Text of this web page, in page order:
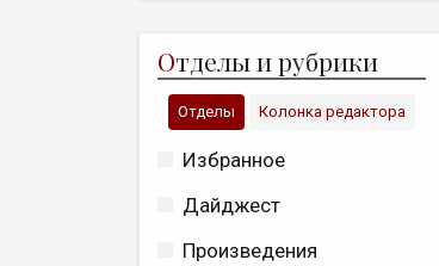
Отделы и рубрики
Отделы Колонка редактора
Избранное
Дайджест
Произведения